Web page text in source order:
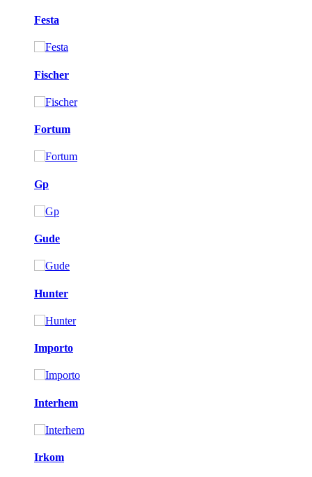
Festa
Fischer
Fortum
Gp
Gude
Hunter
Importo
Interhem
Irkom